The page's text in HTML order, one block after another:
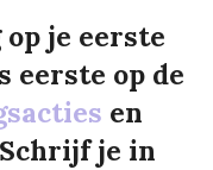
je eerste
eerste op de
en
Schrijf je in